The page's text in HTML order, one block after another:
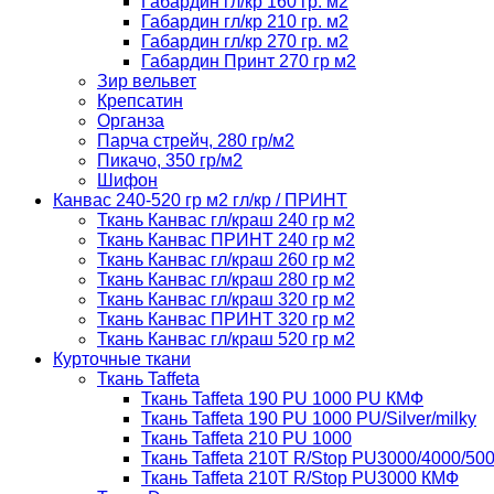
Габардин гл/кр 210 гр. м2
Габардин гл/кр 270 гр. м2
Габардин Принт 270 гр м2
Зир вельвет
Крепсатин
Органза
Парча стрейч, 280 гр/м2
Пикачо, 350 гр/м2
Шифон
Канвас 240-520 гр м2 гл/кр / ПРИНТ
Ткань Канвас гл/краш 240 гр м2
Ткань Канвас ПРИНТ 240 гр м2
Ткань Канвас гл/краш 260 гр м2
Ткань Канвас гл/краш 280 гр м2
Ткань Канвас гл/краш 320 гр м2
Ткань Канвас ПРИНТ 320 гр м2
Ткань Канвас гл/краш 520 гр м2
Курточные ткани
Ткань Taffeta
Ткань Taffeta 190 PU 1000 PU КМФ
Ткань Taffeta 190 PU 1000 PU/Silver/milky
Ткань Taffeta 210 PU 1000
Ткань Taffeta 210Т R/Stop PU3000/4000/
Ткань Taffeta 210Т R/Stop PU3000 КМФ